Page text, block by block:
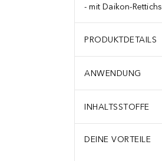
mit Daikon-
PRODUKTDETAILS
ANWENDUNG
INHALTSSTOFFE
DEINE VORTEILE